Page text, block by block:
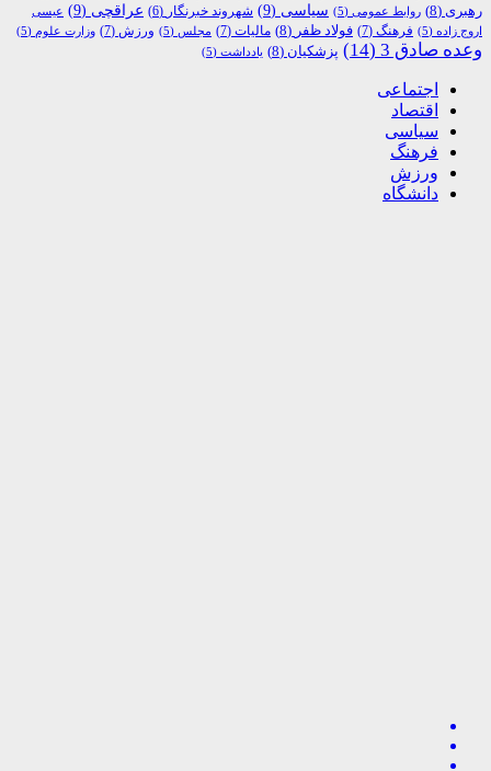
رهبری (8) روابط عمومی (5) سیاسی (9) شهروند خبرنگار (6) عراقچی (9)
عیسی
اروج زاده (5) فرهنگ (7) فولاد ظفر (8) مالیات (7) مجلس (5) ورزش (7) وزارت علوم (5)
وعده صادق 3 (14) پزشکیان (8) یادداشت (5)
اجتماعی
اقتصاد
سیاسی
فرهنگ
ورزش
دانشگاه